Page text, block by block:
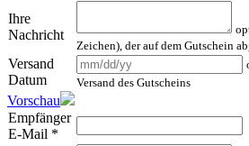
Ihre
Nachricht
Zeichen), der auf dem Gutschein
Versand
Datum
Versand des Gutscheins
Vorschau
Empfänger
E-Mail *